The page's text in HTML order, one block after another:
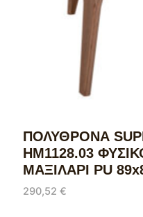
ΠΟΛΥΘΡΟΝΑ
HM1128.03
ΜΑΞΙΛΑΡΙ PU
290,52 €